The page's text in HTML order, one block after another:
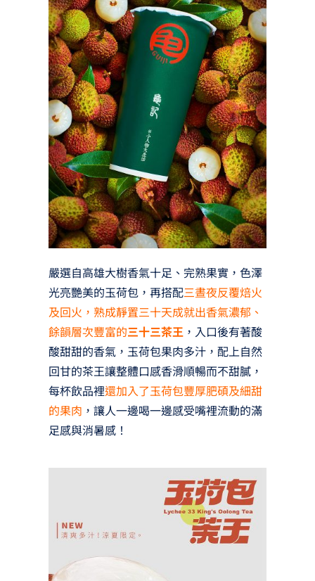
嚴選自高雄大樹香氣十足、完熟果實，色澤
光亮艷美的玉荷包，再搭配三晝夜反覆焙火
及回火，熟成靜置三十天成就出香氣濃郁、
餘韻層次豐富的三十三茶王，入口後有著酸
酸甜甜的香氣，玉荷包果肉多汁，配上自然
回甘的茶王讓整體口感香滑順暢而不甜膩，
每杯飲品裡還加入了玉荷包豐厚肥碩及細甜
的果肉 ，讓人一邊喝一邊感受嘴裡流動的滿
足感與消暑感！